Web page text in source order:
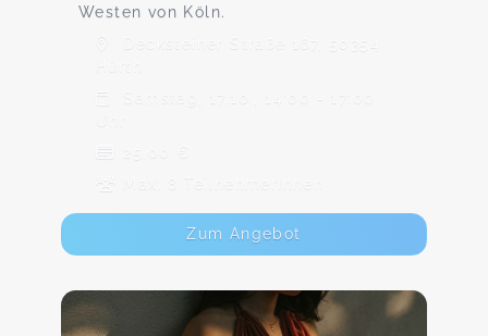
Westen von Köln.
Decksteiner Straße 167, 50354
Hürth
Samstag, 17.10., 14:00 - 17:00
25,00 €
Max. 8 TeilnehmerInnen
Zum Angebot